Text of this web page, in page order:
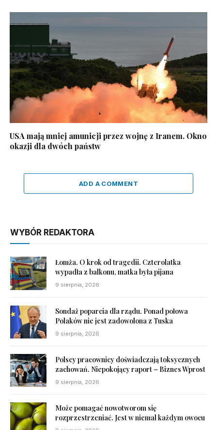
USA mają mniej amunicji przez wojnę z Iranem. Okno
okazji dla dwóch państw
ADD A COMMENT
WYBÓR REDAKTORA
Łomża. O krok od tragedii. Czterolatka
wypadła z balkonu, matka była pijana
9 sierpnia, 2026
Sondaż poparcia dla rządu. Ponad połowa
Polaków nie jest zadowolona z Tuska
9 sierpnia, 2026
Polscy pracownicy doświadczają toksycznych
zachowań. Niepokojący raport – Biznes Wprost
9 sierpnia, 2026
Może pomagać nowotworom się
rozprzestrzeniać. Jest w niemal każdym owocu